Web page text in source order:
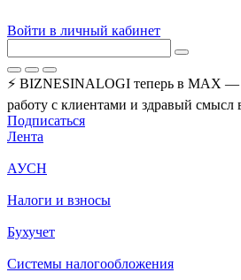
Войти в личный кабинет
⚡ BIZNESINALOGI теперь в MAX —
работу с клиентами и здравый смысл
Подписаться
Лента
АУСН
Налоги и взносы
Бухучет
Системы налогообложения